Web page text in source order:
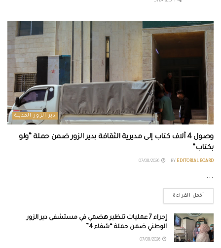
دير الزور المدينة
وصول 4 آلاف كتاب إلى مديرية الثقافة بدير الزور ضمن حملة “ولو
بكتاب”
BY EDITORIAL BOARD
...
أكمل القراءة
إجراء 7 عمليات تنظير هضمي في مستشفى دير الزور
الوطني ضمن حملة “شفاء 4”